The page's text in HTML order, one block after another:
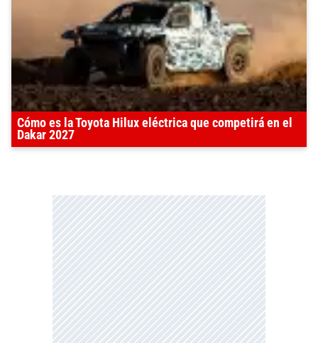
Cómo es la Toyota Hilux eléctrica que competirá en el
Dakar 2027